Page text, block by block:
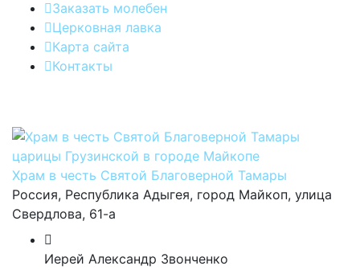
Заказать молебен
Церковная лавка
Карта сайта
Контакты
Храм в честь Святой Благоверной Тамары
Россия, Республика Адыгея, город Майкоп, улица
Свердлова, 61-а
Иерей Александр Звонченко